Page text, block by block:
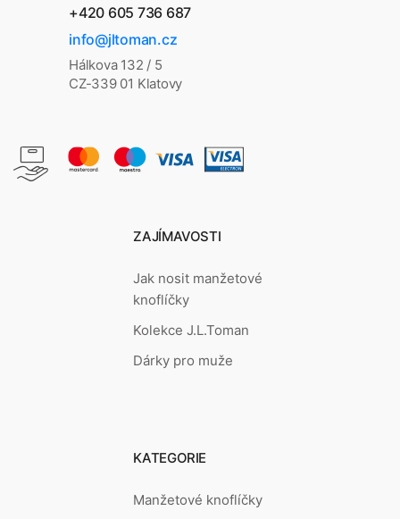
+420 605 736 687
info@jltoman.cz
Hálkova 132 / 5
CZ-339 01 Klatovy
ZAJÍMAVOSTI
Jak nosit manžetové
knoflíčky
Kolekce J.L.Toman
Dárky pro muže
KATEGORIE
Manžetové knoflíčky